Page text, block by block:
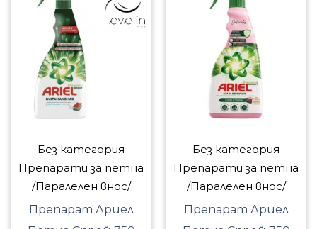
Без категория
Препарати за петна
/Паралелен внос/
Препарат Ариел
Без категория
Препарати за петна
/Паралелен внос/
Препарат Ариел